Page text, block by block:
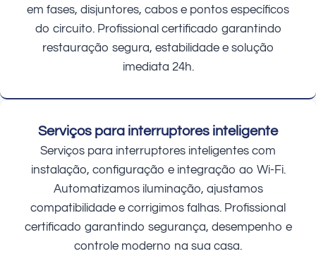
em fases, disjuntores, cabos e pontos específicos
do circuito. Profissional certificado garantindo
restauração segura, estabilidade e solução
imediata 24h.
Serviços para interruptores inteligente
Serviços para interruptores inteligentes com
instalação, configuração e integração ao Wi-Fi.
Automatizamos iluminação, ajustamos
compatibilidade e corrigimos falhas. Profissional
certificado garantindo segurança, desempenho e
controle moderno na sua casa.